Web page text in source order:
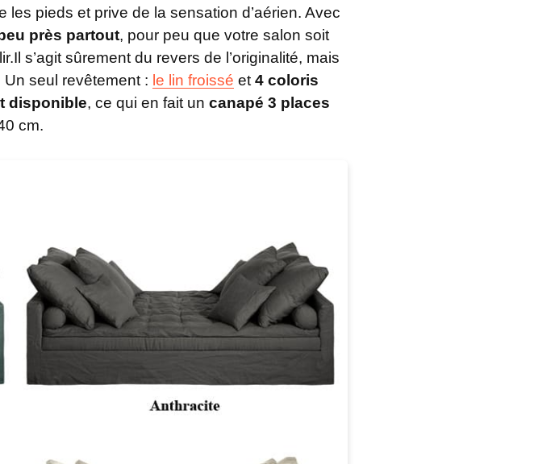
pieds et prive de la sensation d’aérien. Avec
près partout, pour peu que votre salon soit
s’agit sûrement du revers de l’originalité, mais
Un seul revêtement : le lin froissé et4 coloris
disponible, ce qui en fait un canapé 3 places
cm.